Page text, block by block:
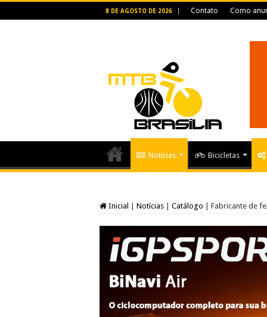
8 DE AGOSTO DE 2026 Contato Como
Notícias Bicicletas
Inicial Notícias Catálogo Fabricante de